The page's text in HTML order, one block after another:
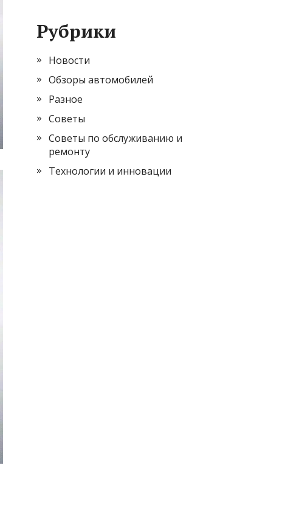
Рубрики
Новости
Обзоры автомобилей
Разное
Советы
Советы по обслуживанию и
ремонту
Технологии и инновации